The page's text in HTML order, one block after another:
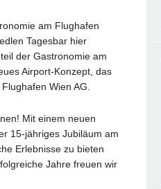
am Flughafen
Tagesbar hier
der Gastronomie am
Airport-Konzept, das
Wien AG.
Mit einem neuen
15-jähriges Jubiläum am
Erlebnisse zu bieten
Jahre freuen wir